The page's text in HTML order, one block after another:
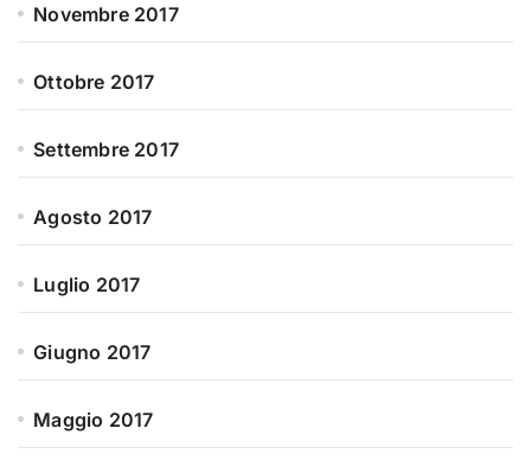
Novembre 2017
Ottobre 2017
Settembre 2017
Agosto 2017
Luglio 2017
Giugno 2017
Maggio 2017